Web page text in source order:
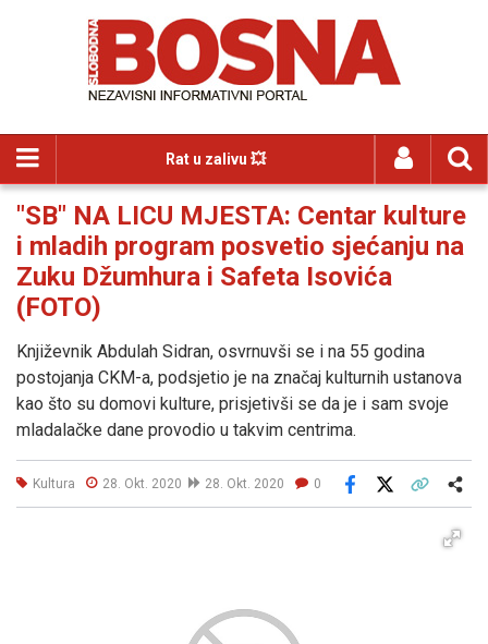
Rat u zalivu 💥
"SB" NA LICU MJESTA: Centar kulture
i mladih program posvetio sjećanju na
Zuku Džumhura i Safeta Isovića
(FOTO)
Književnik Abdulah Sidran, osvrnuvši se i na 55 godina
postojanja CKM-a, podsjetio je na značaj kulturnih ustanova
kao što su domovi kulture, prisjetivši se da je i sam svoje
mladalačke dane provodio u takvim centrima.
Kultura 28. Okt. 2020 28. Okt. 2020 0
Facebook